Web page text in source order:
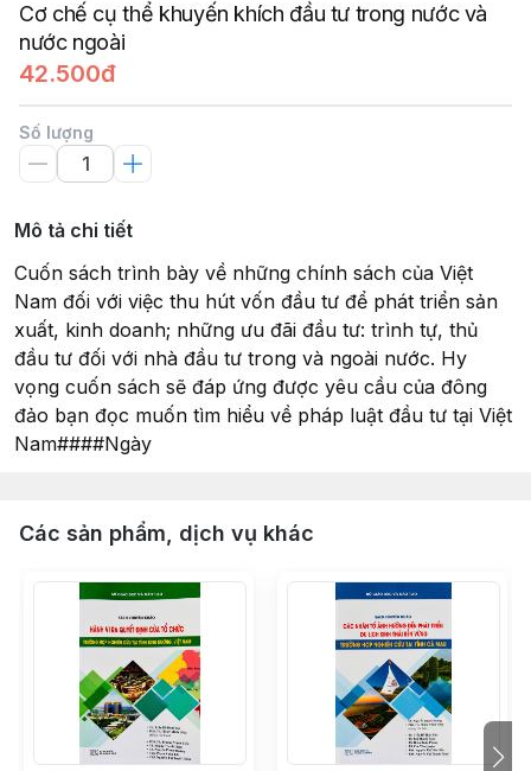
Cơ chế cụ thể khuyến khích đầu tư trong nước và
nước ngoài
42.500đ
Số lượng
Mô tả chi tiết
Cuốn sách trình bày về những chính sách của Việt
Nam đối với việc thu hút vốn đầu tư để phát triển sản
xuất, kinh doanh; những ưu đãi đầu tư: trình tự, thủ
đầu tư đối với nhà đầu tư trong và ngoài nước. Hy
vọng cuốn sách sẽ đáp ứng được yêu cầu của đông
đảo bạn đọc muốn tìm hiểu về pháp luật đầu tư tại Việt
Nam####Ngày
Các sản phẩm, dịch vụ khác